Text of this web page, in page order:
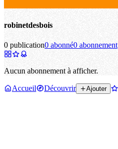
robinetdesbois
0 publication0 abonné0 abonnement
Aucun abonnement à afficher.
Accueil Découvrir Ajouter